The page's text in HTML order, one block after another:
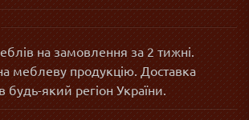
на замовлення за 2 тижні.
меблеву продукцію. Доставка
будь-який регіон України.